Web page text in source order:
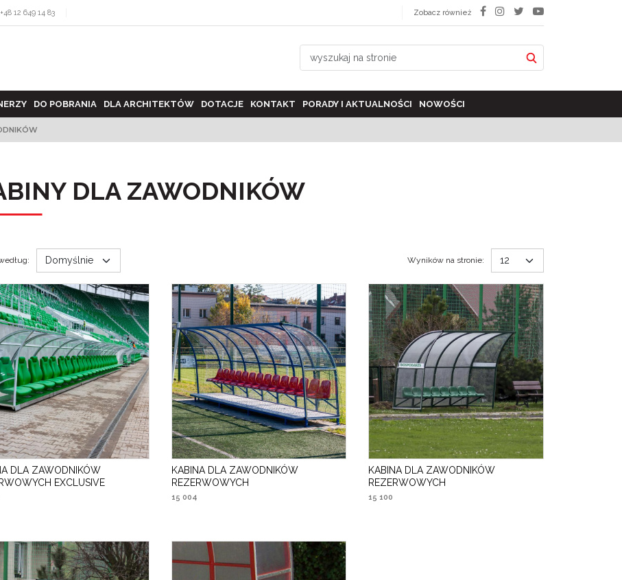
+48 12 649 14 83 Zobacz również
DO POBRANIA DLA ARCHITEKTÓW DOTACJE KONTAKT PORADY I AKTUALNOŚCI NOWOŚCI
DLA ZAWODNIKÓW
: Wyników na stronie:
DLA ZAWODNIKÓW
EXCLUSIVE
KABINA DLA ZAWODNIKÓW
REZERWOWYCH
15 004
KABINA DLA ZAWODNIKÓW
REZERWOWYCH
15 100